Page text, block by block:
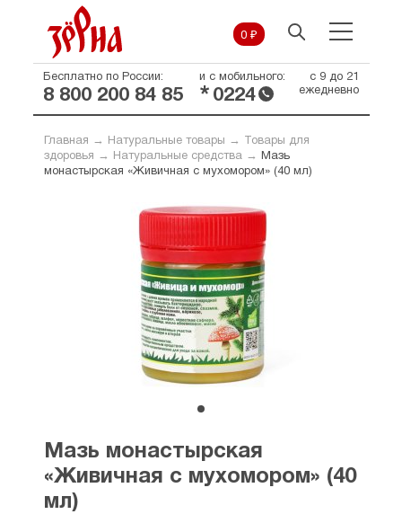
0 ₽
Бесплатно по России:
8 800 200 84 85
и с мобильного:
* 0224
с 9 до 21
ежедневно
Главная → Натуральные товары →
Товары для
здоровья → Натуральные средства→
Мазь
монастырская «Живичная с мухомором» (40 мл)
Мазь монастырская
«Живичная с мухомором» (40
мл)